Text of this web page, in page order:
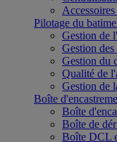
Pilotage du
Gestion de
Gestion
Gestion du
Qualité de
Gestion de
Boîte
Boîte
Boîte de
Boîte DCL